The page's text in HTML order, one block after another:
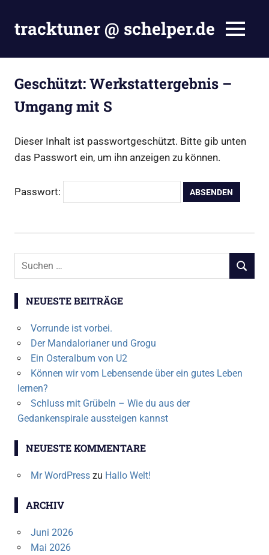
Inhalt
springen
tracktuner @ schelper.de
is
my
oyster
–
MENÜ
Geschützt: Werkstattergebnis –
Umgang mit S
Dieser Inhalt ist passwortgeschützt. Bitte gib unten
das Passwort ein, um ihn anzeigen zu können.
Passwort:
Suchen
SUCHEN
NEUESTE BEITRÄGE
Vorrunde ist vorbei.
Der Mandalorianer und Grogu
Ein Osteralbum von U2
Können wir vom Lebensende über ein gutes Leben
lernen?
Schluss mit Grübeln – Wie du aus der
Gedankenspirale aussteigen kannst
NEUESTE KOMMENTARE
Mr WordPresszu Hallo Welt!
ARCHIV
Juni 2026
Mai 2026